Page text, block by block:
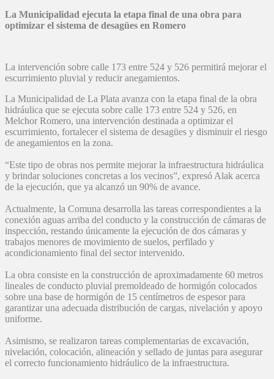
La Municipalidad ejecuta la etapa final de una obra para
optimizar el sistema de desagües en Romero
La intervención sobre calle 173 entre 524 y 526 permitirá mejorar el
escurrimiento pluvial y reducir anegamientos.
La Municipalidad de La Plata avanza con la etapa final de la obra
hidráulica que se ejecuta sobre calle 173 entre 524 y 526, en
Melchor Romero, una intervención destinada a optimizar el
escurrimiento, fortalecer el sistema de desagües y disminuir el riesgo
de anegamientos en la zona.
“Este tipo de obras nos permite mejorar la infraestructura hidráulica
y brindar soluciones concretas a los vecinos”, expresó Alak acerca
de la ejecución, que ya alcanzó un 90% de avance.
Actualmente, la Comuna desarrolla las tareas correspondientes a la
conexión aguas arriba del conducto y la construcción de cámaras de
inspección, restando únicamente la ejecución de dos cámaras y
trabajos menores de movimiento de suelos, perfilado y
acondicionamiento final del sector intervenido.
La obra consiste en la construcción de aproximadamente 60 metros
lineales de conducto pluvial premoldeado de hormigón colocados
sobre una base de hormigón de 15 centímetros de espesor para
garantizar una adecuada distribución de cargas, nivelación y apoyo
uniforme.
Asimismo, se realizaron tareas complementarias de excavación,
nivelación, colocación, alineación y sellado de juntas para asegurar
el correcto funcionamiento hidráulico de la infraestructura.